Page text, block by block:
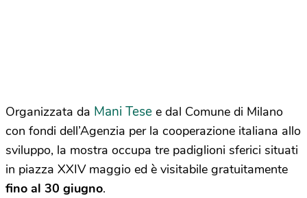
Organizzata da Mani Tese e dal Comune di Milano
con fondi dell’Agenzia per la cooperazione italiana allo
sviluppo, la mostra occupa tre padiglioni sferici situati
in piazza XXIV maggio ed è visitabile gratuitamente
fino al 30 giugno.